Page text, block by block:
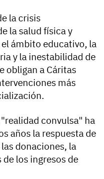
la crisis
la salud física y
ámbito educativo, la
y la inestabilidad de
obligan a Cáritas
más
convulsa" ha
años la respuesta de
donaciones, la
los ingresos de